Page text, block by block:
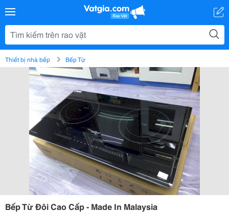
Thiết bị nhà bếp Bếp Từ
Bếp Từ Đôi Cao Cấp - Made In Malaysia